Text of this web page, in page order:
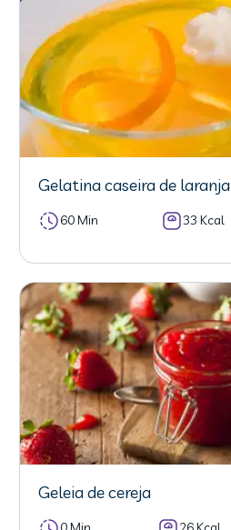
Gelatina caseira de laranja
60 Min 33 Kcal
Geleia de cereja